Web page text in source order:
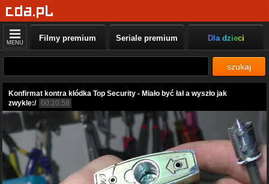
MENU Filmy premium Seriale premium Dla dzieci
szukaj
Konfirmat kontra kłódka Top Security - Miało być łał a wyszło jak
zwykle:/ 00:20:58